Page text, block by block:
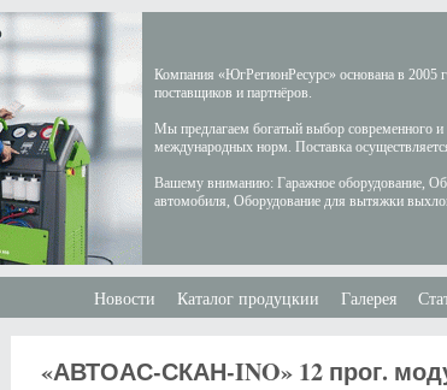
Компания «ЮгРегионРесурс» основана в 2005
поставщиков и партнёров.
Мы предлагаем богатый выбор современного и
международных норм. Поставка
Вашему вниманию: Гаражное оборудование,
автомобиля, Оборудование для вытяжки
Новости Каталог продуцкии Галерея
«АВТОАС-СКАН-INO» 12 прог.